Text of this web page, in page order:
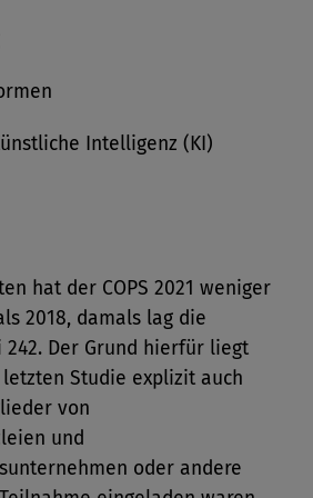
Intelligenz (KI)
hat der COPS 2021 weniger
2018, damals lag die
Der Grund hierfür liegt
Studie explizit auch
von
und
oder andere